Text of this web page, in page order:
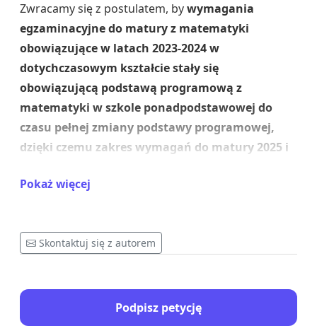
Zwracamy się z postulatem, bywymagania
egzaminacyjne do matury z matematyki
obowiązujące w latach 2023-2024 w
dotychczasowym kształcie stały się
obowiązującą podstawą programową z
matematyki w szkole ponadpodstawowej do
czasu pełnej zmiany podstawy programowej,
dzięki czemu zakres wymagań do matury 2025 i
dwóch ostatnich latach.
egzaminacyjnych jako obowiązującej
(zmniejszonej) podstawy programowej w szkole
Pokaż więcej
Skontaktuj się z autorem
Podpisz petycję